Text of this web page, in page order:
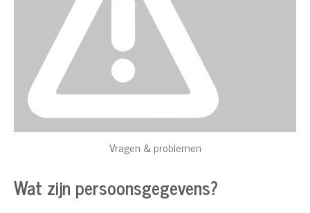
Vragen & problemen
Wat zijn persoonsgegevens?